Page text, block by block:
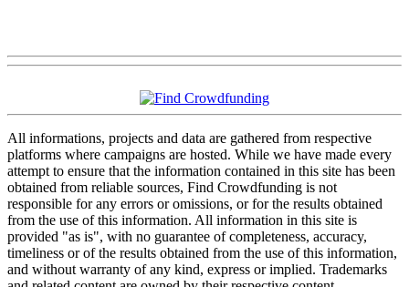
All informations, projects and data are gathered from respective
platforms where campaigns are hosted. While we have made every
attempt to ensure that the information contained in this site has been
obtained from reliable sources, Find Crowdfunding is not
responsible for any errors or omissions, or for the results obtained
from the use of this information. All information in this site is
provided "as is", with no guarantee of completeness, accuracy,
timeliness or of the results obtained from the use of this information,
and without warranty of any kind, express or implied. Trademarks